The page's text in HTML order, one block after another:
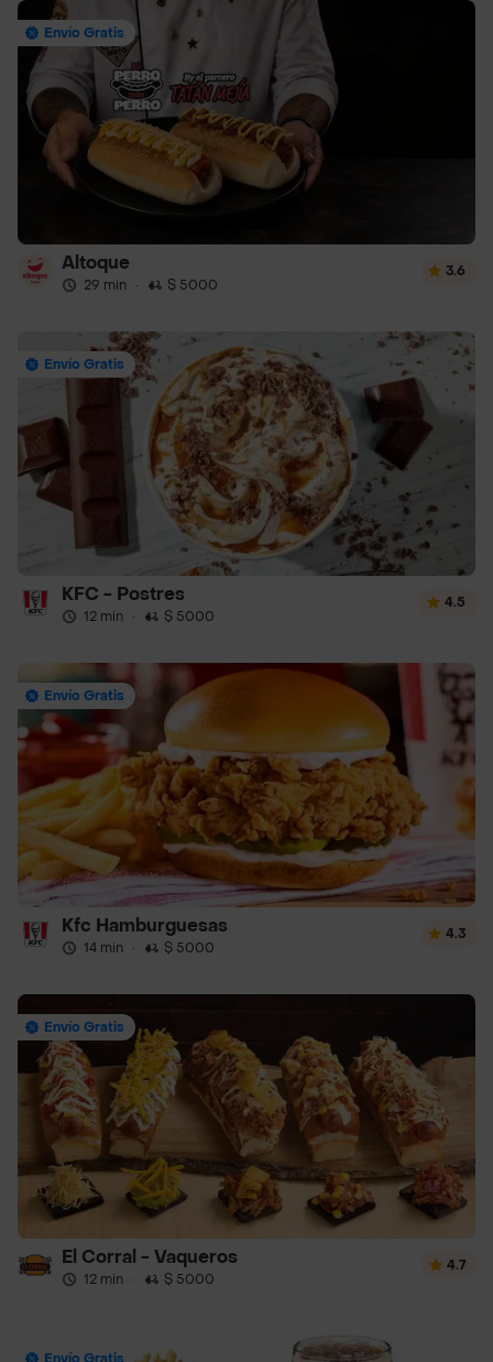
Envío Gratis
Altoque
29 min · $ 5000
3.6
Envío Gratis
KFC - Postres
12 min · $ 5000
4.5
Envío Gratis
Kfc Hamburguesas
14 min · $ 5000
4.3
Envío Gratis
El Corral - Vaqueros
12 min · $ 5000
4.7